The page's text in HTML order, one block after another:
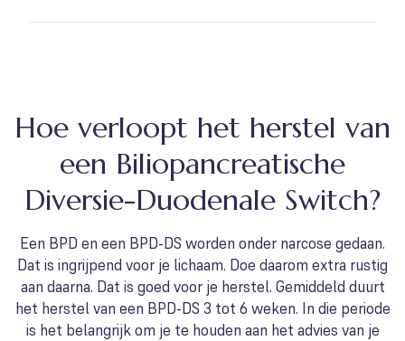
Hoe verloopt het herstel van
een Biliopancreatische
Diversie-Duodenale Switch?
Een BPD en een BPD-DS worden onder narcose gedaan.
Dat is ingrijpend voor je lichaam. Doe daarom extra rustig
aan daarna. Dat is goed voor je herstel. Gemiddeld duurt
het herstel van een BPD-DS 3 tot 6 weken. In die periode
is het belangrijk om je te houden aan het advies van je